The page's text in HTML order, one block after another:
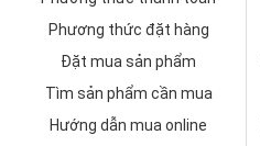
Phương thức đặt hàng
Đặt mua sản phẩm
Tìm sản phẩm cần mua
Hướng dẫn mua online